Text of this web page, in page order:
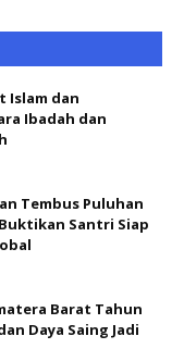
Islam dan
Ibadah dan
Tembus Puluhan
Santri Siap
Barat Tahun
Daya Saing Jadi